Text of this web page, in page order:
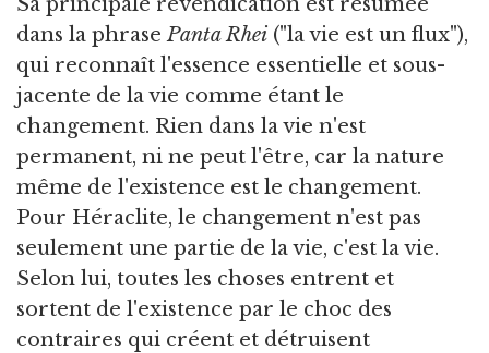
dans la phrasePanta Rhei ("la vie est un flux"),
qui reconnaît l'essence essentielle et sous-
jacente de la vie comme étant le
changement. Rien dans la vie n'est
permanent, ni ne peut l'être, car la nature
même de l'existence est le changement.
Pour Héraclite, le changement n'est pas
seulement une partie de la vie, c'est la vie.
Selon lui, toutes les choses entrent et
sortent de l'existence par le choc des
contraires qui créent et détruisent